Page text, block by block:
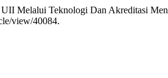
Melalui Teknologi Dan Akreditasi
view/40084.